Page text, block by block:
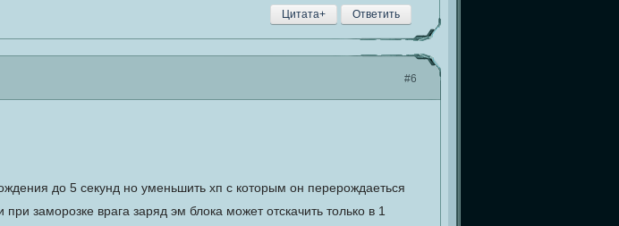
Ответить
Цитата+
#6
до 5 секунд но уменьшить хп с которым он перерождаеться
заморозке врага заряд эм блока может отскачить только в 1